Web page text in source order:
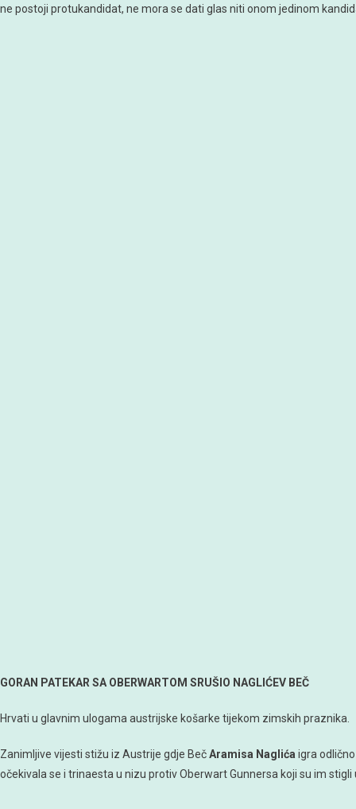
ne postoji protukandidat, ne mora se dati glas niti onom jedinom
GORAN PATEKAR SA OBERWARTOM SRUŠIO NAGLIĆEV BEČ
Hrvati u glavnim ulogama austrijske košarke tijekom zimskih praznika.
Zanimljive vijesti stižu iz Austrije gdje BečAramisa Naglića igra
očekivala se i trinaesta u nizu protiv Oberwart Gunnersa koji su im